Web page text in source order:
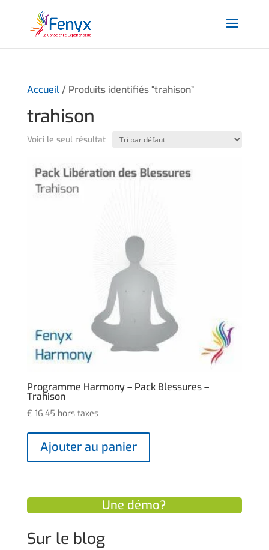
Accueil/ Produits identifiés “trahison”
trahison
Voici le seul résultat
Programme Harmony – Pack Blessures –
Trahison
€ 16,45 hors taxes
Ajouter au panier
Une démo?
Sur le blog